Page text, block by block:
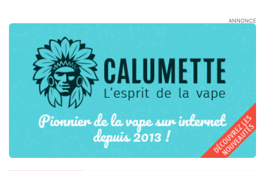
ANNONCE